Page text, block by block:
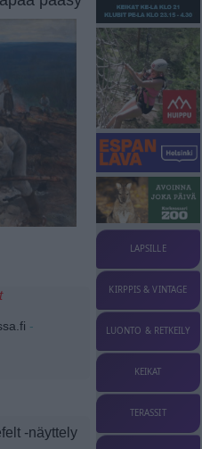
-
-näyttely
LAPSILLE
KIRPPIS & VINTAGE
LUONTO & RETKEILY
KEIKAT
TERASSIT